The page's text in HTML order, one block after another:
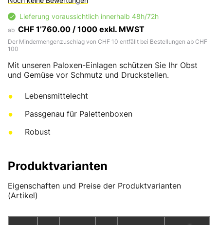
Lieferung voraussichtlich innerhalb 48h/72h
ab CHF 1’760.00 / 1000 exkl. MWST
Der Mindermengenzuschlag von CHF 10 entfällt bei Bestellungen ab CHF
100
Mit unseren Paloxen-Einlagen schützen Sie Ihr Obst
und Gemüse vor Schmutz und Druckstellen.
Lebensmittelecht
Passgenau für Palettenboxen
Robust
Produktvarianten
Eigenschaften und Preise der Produktvarianten
(Artikel)